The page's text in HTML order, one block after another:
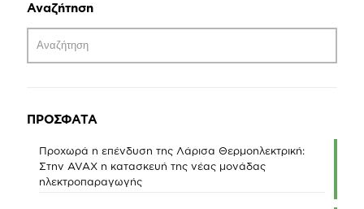
Αναζήτηση
ΠΡΟΣΦΑΤΑ
Προχωρά η επένδυση της Λάρισα Θερμοηλεκτρική:
Στην AVAX η κατασκευή της νέας μονάδας
ηλεκτροπαραγωγής